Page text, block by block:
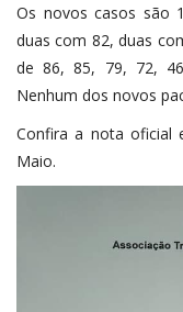
Os novos casos são
duas com 82, duas
de 86, 85, 79, 72,
Nenhum dos novos
Confira a nota oficial
Maio.